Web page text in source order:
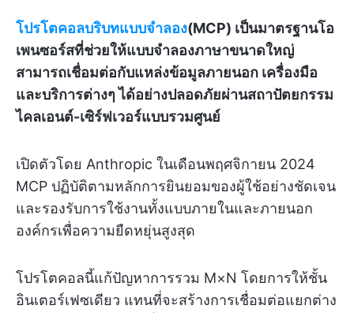
โปรโตคอลบริบทแบบจำลอง(MCP) เป็นมาตรฐานโอ
เพนซอร์สที่ช่วยให้แบบจำลองภาษาขนาดใหญ่
สามารถเชื่อมต่อกับแหล่งข้อมูลภายนอก เครื่องมือ
และบริการต่างๆ ได้อย่างปลอดภัยผ่านสถาปัตยกรรม
ไคลเอนต์-เซิร์ฟเวอร์แบบรวมศูนย์
เปิดตัวโดย Anthropic ในเดือนพฤศจิกายน 2024
MCP ปฏิบัติตามหลักการยินยอมของผู้ใช้อย่างชัดเจน
และรองรับการใช้งานทั้งแบบภายในและภายนอก
องค์กรเพื่อความยืดหยุ่นสูงสุด
โปรโตคอลนี้แก้ปัญหาการรวม M×N โดยการให้ชั้น
อินเตอร์เฟซเดียว แทนที่จะสร้างการเชื่อมต่อแยกต่าง